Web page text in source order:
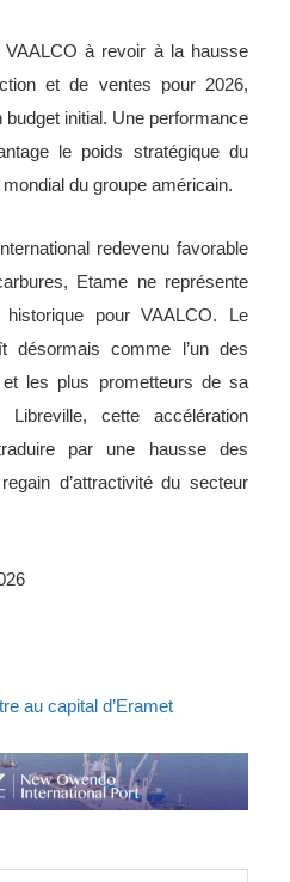
à revoir à la hausse
et de ventes pour 2026,
initial. Une performance
le poids stratégique du
du groupe américain.
redevenu favorable
Etame ne représente
pour VAALCO. Le
désormais comme l’un des
les plus prometteurs de sa
cette accélération
par une hausse des
d’attractivité du secteur
au capital d’Eramet